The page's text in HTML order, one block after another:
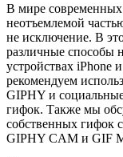
В мире
неотъемлемой
не исключение. В
различные способы
устройствах iPhone
рекомендуем
GIPHY и
гифок. Также мы
собственных гифок
GIPHY CAM и GIF